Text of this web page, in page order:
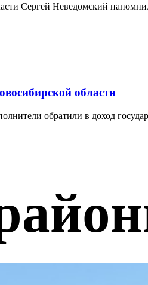
Сергей Неведомский
области
обратили в доход